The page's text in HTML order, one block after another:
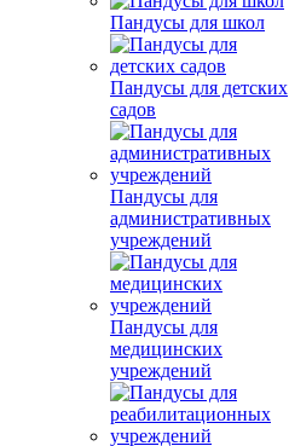
Пандусы для школ
Пандусы для детских
садов
Пандусы для
административных
учреждений
Пандусы для
медицинских
учреждений